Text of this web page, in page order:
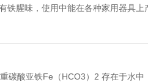
铁腥味，使用中能在各种家用器具上
碳酸亚铁Fe（HCO3）2 存在于水中